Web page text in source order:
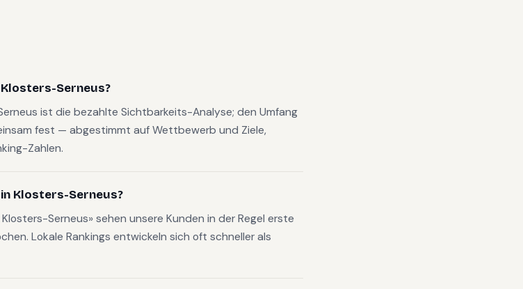
Serneus?
ist die bezahlte Sichtbarkeits-Analyse; den Umfang
fest — abgestimmt auf Wettbewerb und Ziele,
Zahlen.
Klosters-Serneus?
Serneus» sehen unsere Kunden in der Regel erste
Lokale Rankings entwickeln sich oft schneller als